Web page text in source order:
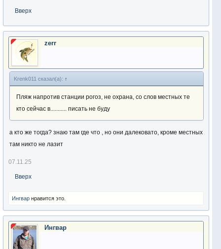
Вверх
zerr
Krenk011 сказал(а): ↑
Пляж напротив станции рогоз, не охрана, со слов местных те
кто сейчас в........... писать не буду
а кто же тогда? знаю там где что , но они далековато, кроме местных
там никто не лазит
07.11.25
Вверх
Ингвар нравится это.
Ингвар